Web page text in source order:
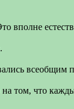
вполне
том, что